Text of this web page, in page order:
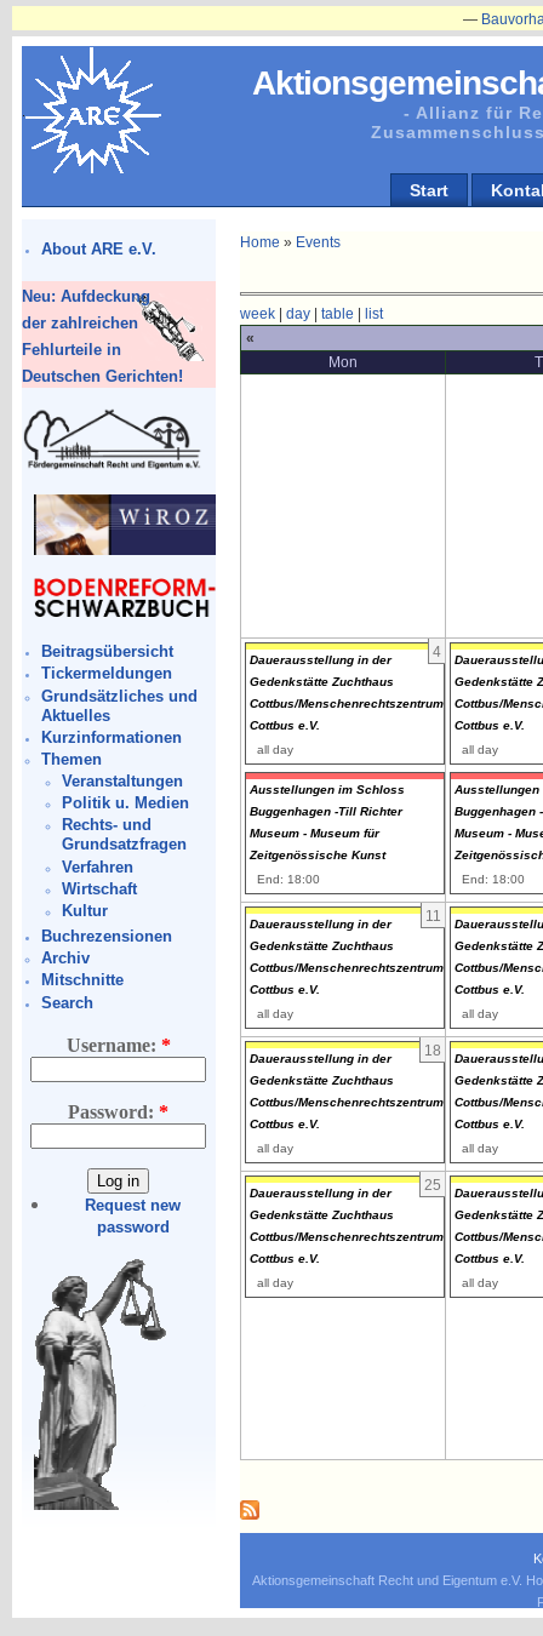
- Allianz für
Start
About ARE e.V.
Neu: Aufdeckung
der zahlreichen
Fehlurteile in
Deutschen Gerichten!
Beitragsübersicht
Tickermeldungen
Grundsätzliches und
Aktuelles
Kurzinformationen
Themen
Veranstaltungen
Politik u. Medien
Rechts- und
Grundsatzfragen
Verfahren
Wirtschaft
Kultur
Buchrezensionen
Archiv
Mitschnitte
Search
Username: *
Password:*
Request new
password
Bauvorhaben in
Home » Events
week| day| table
list
«
Mon
4
Dauerausstellung in der
Gedenkstätte Zuchthaus
Cottbus/Menschenrechtszentrum
Cottbus e.V.
all day
Ausstellungen im Schloss
Buggenhagen -Till Richter
Museum - Museum für
Zeitgenössische Kunst
End: 18:00
Gedenkstätte
Cottbus/
Cottbus e.V.
all day
Buggenhagen
Museum -
End: 18:00
11
Dauerausstellung in der
Gedenkstätte Zuchthaus
Cottbus/Menschenrechtszentrum
Cottbus e.V.
all day
Gedenkstätte
Cottbus/
Cottbus e.V.
all day
18
Dauerausstellung in der
Gedenkstätte Zuchthaus
Cottbus/Menschenrechtszentrum
Cottbus e.V.
all day
Gedenkstätte
Cottbus/
Cottbus e.V.
all day
25
Dauerausstellung in der
Gedenkstätte Zuchthaus
Cottbus/Menschenrechtszentrum
Cottbus e.V.
all day
Gedenkstätte
Cottbus/
Cottbus e.V.
all day
Aktionsgemeinschaft Recht und Eigentum e.V.